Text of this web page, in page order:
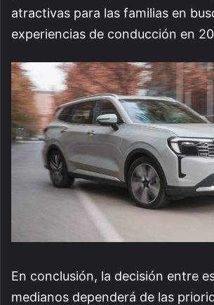
atractivas para las familias en
experiencias de conducción en
En conclusión, la decisión entre
medianos dependerá de las